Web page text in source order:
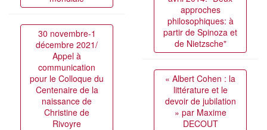
30 novembre-1
décembre 2021/
Appel à
communication
pour le Colloque du
Centenaire de la
naissance de
Christine de
Rivoyre
approches
philosophiques: à
partir de Spinoza et
de Nietzsche"
« Albert Cohen : la
littérature et le
devoir de jubilation
» par Maxime
DECOUT